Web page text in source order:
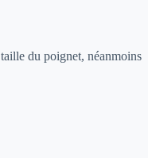
du poignet, néanmoins